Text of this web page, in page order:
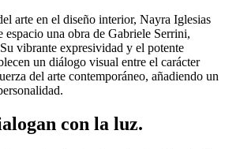
arte en el diseño interior, Nayra Iglesias
espacio una obra de Gabriele Serrini,
vibrante expresividad y el potente
un diálogo visual entre el carácter
del arte contemporáneo, añadiendo un
con la luz.